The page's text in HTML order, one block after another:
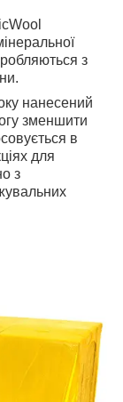
з
нанесений
зменшити
в
для
з